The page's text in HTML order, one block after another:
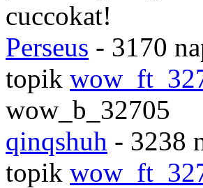
cuccokat!
Perseus - 3170
topik
wow_b_32705
qinqshuh - 3238
topik